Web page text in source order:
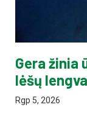
Gera žinia
lėšų
Rgp 5, 2026